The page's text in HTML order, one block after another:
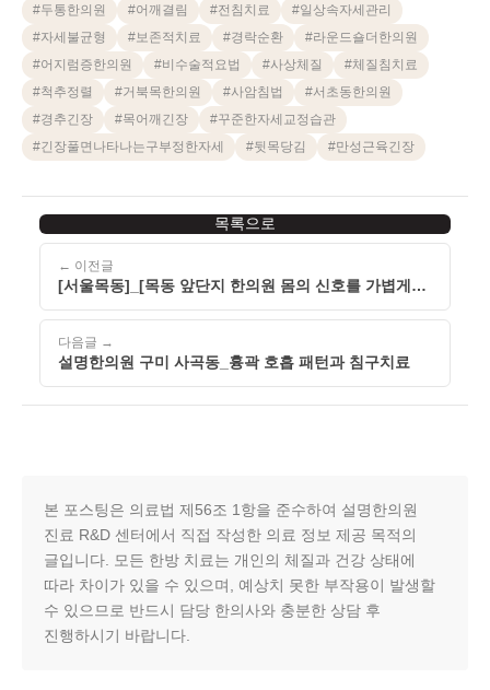
#두통한의원 #어깨결림 #전침치료 #일상속자세관리
#자세불균형 #보존적치료 #경락순환 #라운드숄더한의원
#어지럼증한의원 #비수술적요법 #사상체질 #체질침치료
#척추정렬 #거북목한의원 #사암침법 #서초동한의원
#경추긴장 #목어깨긴장 #꾸준한자세교정습관
#긴장풀면나타나는구부정한자세 #뒷목당김 #만성근육긴장
← 이전글
[서울목동]_[목동 앞단지 한의원 몸의 신호를 가볍게
여겼을 때 만성화되는 위험성]_[260515]
목록으로
다음글 →
설명한의원 구미 사곡동_흉곽 호흡 패턴과 침구치료
본 포스팅은 의료법 제56조 1항을 준수하여 설명한의원
진료 R&D 센터에서 직접 작성한 의료 정보 제공 목적의
글입니다. 모든 한방 치료는 개인의 체질과 건강 상태에
따라 차이가 있을 수 있으며, 예상치 못한 부작용이 발생할
수 있으므로 반드시 담당 한의사와 충분한 상담 후
진행하시기 바랍니다.